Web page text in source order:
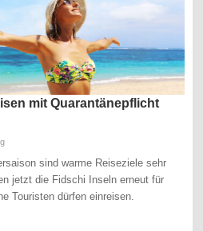
mit Quarantänepflicht
sind warme Reiseziele sehr
jetzt die Fidschi Inseln erneut für
Touristen dürfen einreisen.